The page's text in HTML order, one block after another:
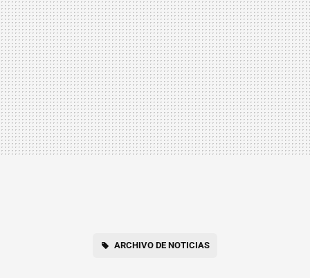
ARCHIVO DE NOTICIAS